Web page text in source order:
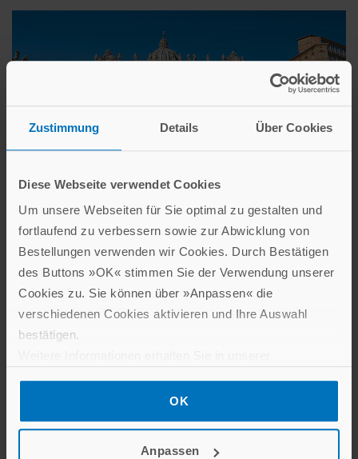
Zustimmung Details Über Cookies
Diese Webseite verwendet Cookies
Um unsere Webseiten für Sie optimal zu gestalten und
fortlaufend zu verbessern sowie zur Abwicklung von
Bestellungen verwenden wir Cookies. Durch Bestätigen
des Buttons »OK« stimmen Sie der Verwendung unserer
Cookies zu. Sie können über »Anpassen« die
verschiedenen Cookies aktivieren und Ihre Auswahl
bestätigen.
OK
Anpassen
Flugreise nach Rom vom 8. bis 13. November 2026
Inspirationen aus den Verlagsbereichen